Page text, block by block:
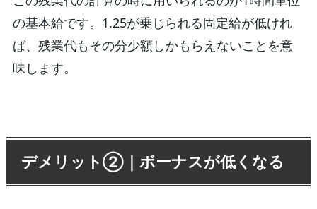
の基本給です。1.25が乗じられる固定給が低けれ
ば、残業代もその分少額しかもらえないことを意
味します。
デメリット②｜ボーナスが低くなる